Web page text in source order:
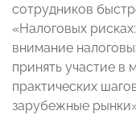
сотрудников
«Налоговых
внимание
принять участие в
практических
зарубежные